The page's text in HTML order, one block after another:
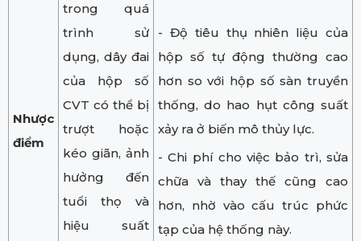
Nhược
điểm
trong quá
trình sử
dụng, dây đai
của hộp số
CVT có thể bị
trượt hoặc
kéo giãn, ảnh
hưởng đến
tuổi thọ và
hiệu suất
- Độ tiêu thụ nhiên liệu của
hộp số tự động thường cao
hơn so với hộp số sàn truyền
thống, do hao hụt công suất
xảy ra ở biến mô thủy lực.
- Chi phí cho việc bảo trì, sửa
chữa và thay thế cũng cao
hơn, nhờ vào cấu trúc phức
tạp của hệ thống này.